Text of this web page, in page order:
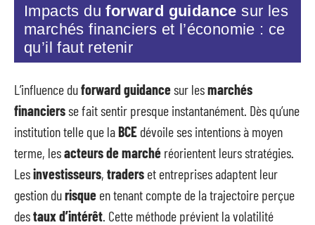
Impacts duforward guidance sur les
marchés financiers et l’économie : ce
qu’il faut retenir
L’influence duforward guidancesur lesmarchés
financiersse fait sentir presque instantanément. Dès qu’une
institution telle que laBCE dévoile ses intentions à moyen
terme, lesacteurs de marché réorientent leurs stratégies.
Lesinvestisseurs, traders et entreprises adaptent leur
gestion durisque en tenant compte de la trajectoire perçue
destaux d’intérêt . Cette méthode prévient la volatilité